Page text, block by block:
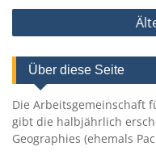
Beitragsnavigation
Über diese Seite
Die Arbeitsgemeinschaft
gibt die halbjährlich
Geographies (ehemals